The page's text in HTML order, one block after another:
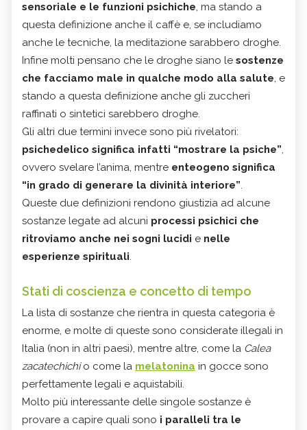
sensoriale e le funzioni psichiche, ma stando a
questa definizione anche il caffè e, se includiamo
anche le tecniche, la meditazione sarabbero droghe.
Infine molti pensano che le droghe siano le sostenze
che facciamo male in qualche modo alla salute, e
stando a questa definizione anche gli zuccheri
raffinati o sintetici sarebbero droghe.
Gli altri due termini invece sono più rivelatori:
psichedelico significa infatti “mostrare la psiche”,
ovvero svelare l’anima, mentre enteogeno significa
“in grado di generare la divinità interiore”.
Queste due definizioni rendono giustizia ad alcune
sostanze legate ad alcuni processi psichici che
ritroviamo anche nei sogni lucidi e nelle
esperienze spirituali.
Stati di coscienza e concetto di tempo
La lista di sostanze che rientra in questa categoria è
enorme, e molte di queste sono considerate illegali in
Italia (non in altri paesi), mentre altre, come la Calea
zacatechichio come la melatonina in gocce sono
perfettamente legali e aquistabili.
Molto più interessante delle singole sostanze è
provare a capire quali sono i paralleli tra le